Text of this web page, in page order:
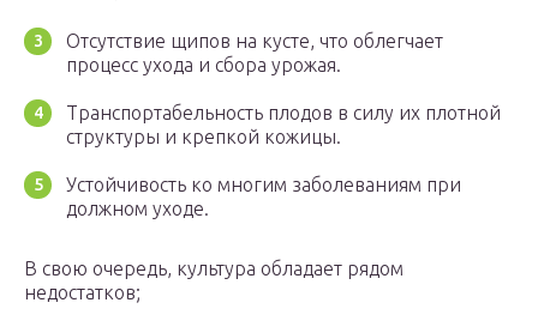
Отсутствие щипов на кусте, что облегчает
процесс ухода и сбора урожая.
Транспортабельность плодов в силу их плотной
структуры и крепкой кожицы.
Устойчивость ко многим заболеваниям при
должном уходе.
В свою очередь, культура обладает рядом
недостатков;